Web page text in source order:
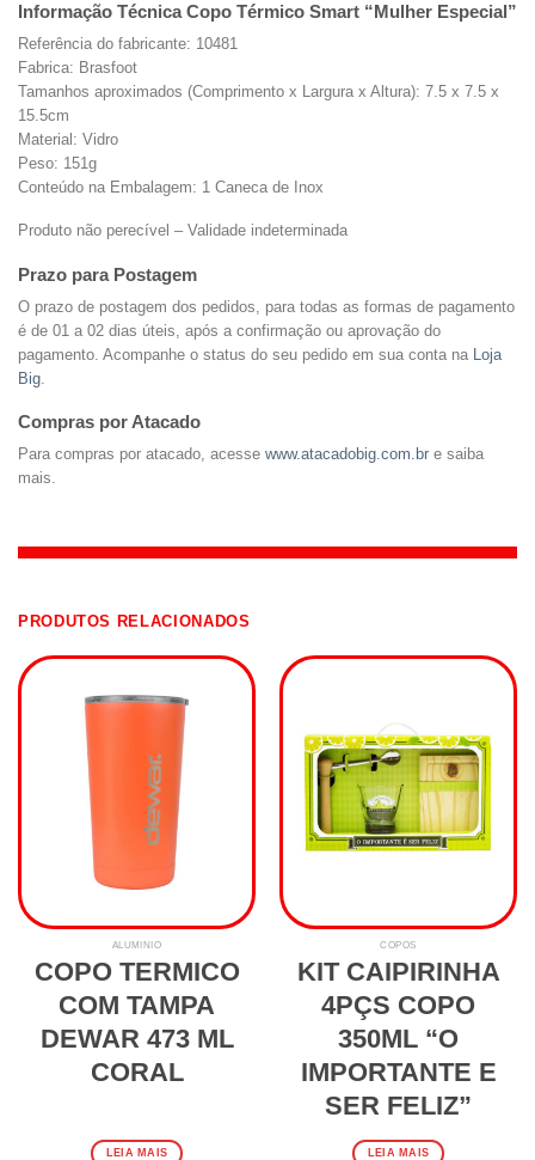
Informação Técnica Copo Térmico Smart “Mulher Especial”
Referência do fabricante: 10481
Fabrica: Brasfoot
Tamanhos aproximados (Comprimento x Largura x Altura): 7.5 x 7.5 x
15.5cm
Material: Vidro
Peso: 151g
Conteúdo na Embalagem: 1 Caneca de Inox
Produto não perecível – Validade indeterminada
Prazo para Postagem
O prazo de postagem dos pedidos, para todas as formas de pagamento
é de 01 a 02 dias úteis, após a confirmação ou aprovação do
pagamento. Acompanhe o status do seu pedido em sua conta na Loja
Big
Compras por Atacado
Para compras por atacado, acesse www.atacadobig.com.br e saiba
mais.
PRODUTOS RELACIONADOS
ALUMINIO
COPO TERMICO
COM TAMPA
DEWAR 473 ML
CORAL
LEIA MAIS
COPOS
KIT CAIPIRINHA
4PÇS COPO
350ML “O
IMPORTANTE E
SER FELIZ”
LEIA MAIS